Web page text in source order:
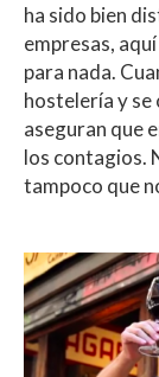
ha sido bien
empresas,
para nada.
hostelería y se
aseguran que
los contagios.
tampoco que